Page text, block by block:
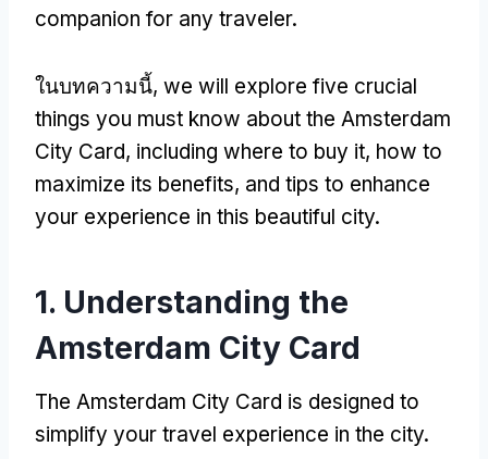
companion for any traveler.
ในบทความนี้, we will explore five crucial
things you must know about the Amsterdam
City Card, including where to buy it, how to
maximize its benefits, and tips to enhance
your experience in this beautiful city.
1. Understanding the
Amsterdam City Card
The Amsterdam City Card is designed to
simplify your travel experience in the city.